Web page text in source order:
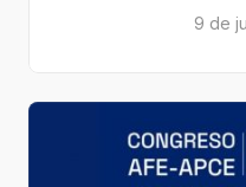
9 de